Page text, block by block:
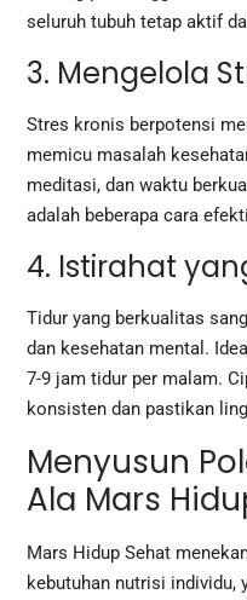
seluruh tubuh tetap aktif
3. Mengelola
Stres kronis berpotensi
memicu masalah
meditasi, dan waktu
adalah beberapa cara
4. Istirahat
Tidur yang berkualitas
dan kesehatan mental.
7-9 jam tidur per malam.
konsisten dan pastikan
Menyusun
Ala Mars
Mars Hidup Sehat
kebutuhan nutrisi individu,